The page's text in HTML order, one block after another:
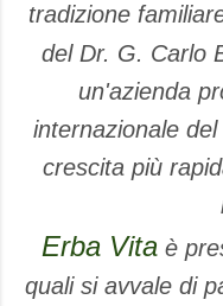
tradizione
del Dr. G. Carlo
un'azienda
internazionale
crescita più
Erba Vita è
quali si avvale di